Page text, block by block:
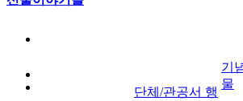
단체/관공서 행
기
물